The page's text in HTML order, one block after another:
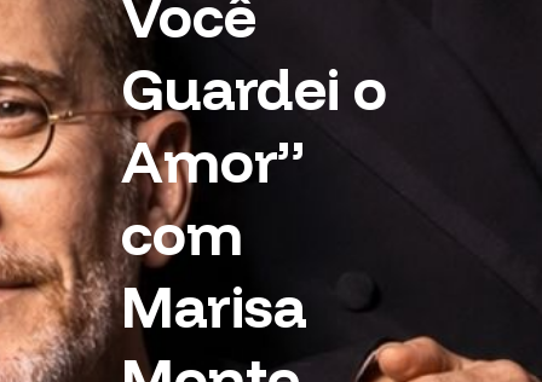
Você
Guardei o
Amor”
com
Marisa